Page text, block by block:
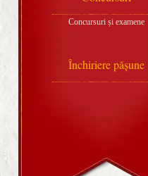
Concursuri și examene
Închiriere pășune